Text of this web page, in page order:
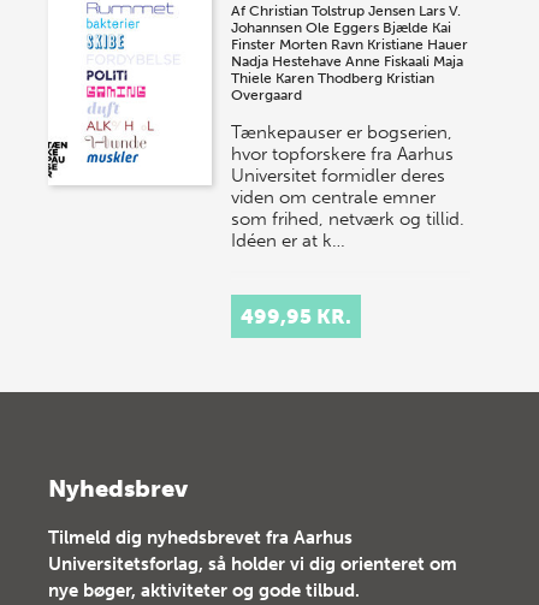
AfChristian Tolstrup Jensen Lars V.
Johannsen Ole Eggers Bjælde Kai
Finster Morten Ravn Kristiane Hauer
Nadja Hestehave Anne Fiskaali Maja
Thiele Karen Thodberg Kristian
Overgaard
Tænkepauser er bogserien,
hvor topforskere fra Aarhus
Universitet formidler deres
viden om centrale emner
som frihed, netværk og tillid.
Idéen er at k…
499,95 KR.
Nyhedsbrev
Tilmeld dig nyhedsbrevet fra Aarhus
Universitetsforlag, så holder vi dig orienteret om
nye bøger, aktiviteter og gode tilbud.